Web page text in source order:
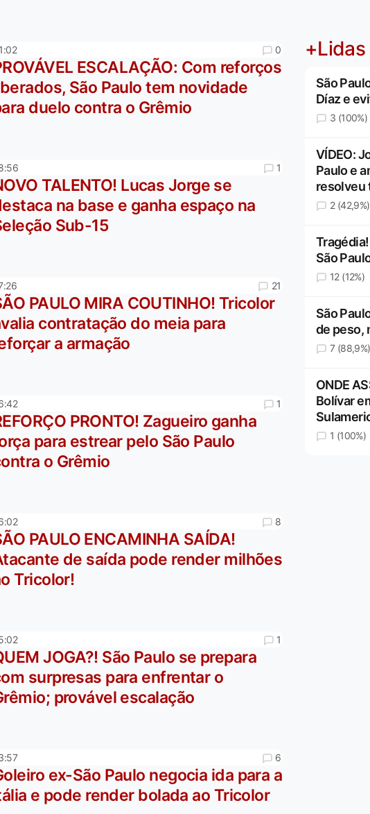
0
ESCALAÇÃO: Com reforços
São Paulo tem novidade
duelo contra o Grêmio
1
TALENTO! Lucas Jorge se
na base e ganha espaço na
Sub-15
21
PAULO MIRA COUTINHO! Tricolor
contratação do meia para
a armação
1
PRONTO! Zagueiro ganha
para estrear pelo São Paulo
o Grêmio
8
PAULO ENCAMINHA SAÍDA!
de saída pode render milhões
Tricolor!
1
JOGA?! São Paulo se prepara
surpresas para enfrentar o
provável escalação
6
ex-São Paulo negocia ida para a
e pode render bolada ao Tricolor
São
Díaz e
3 (100%)
VÍDEO:
Paulo e
resolveu
2 (42,9%)
São
12 (12%)
São
de peso,
7 (88,9%)
ONDE
Bolívar
1 (100%)